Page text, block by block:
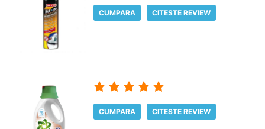
CUMPARA CITESTE REVIEW
CUMPARA CITESTE REVIEW